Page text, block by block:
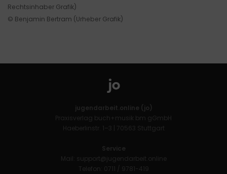
Rechtsinhaber Grafik)
© Benjamin Bertram (Urheber Grafik)
jugendarbeit.online (jo)
Praxisverlag buch+musik bm gGmbH
Haeberlinstr. 1–3 | 70563 Stuttgart
Service
Mail: support@jugendarbeit.online
Telefon: 0711 / 9781-419